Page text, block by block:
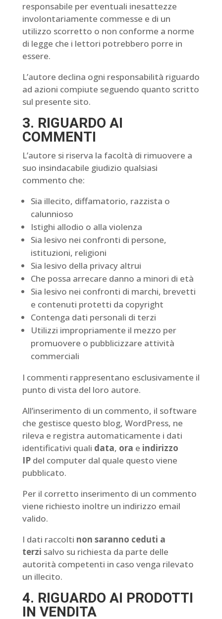
responsabile per eventuali inesattezze
involontariamente commesse e di un
utilizzo scorretto o non conforme a norme
di legge che i lettori potrebbero porre in
essere.
L’autore declina ogni responsabilità riguardo
ad azioni compiute seguendo quanto scritto
sul presente sito.
3. RIGUARDO AI
COMMENTI
L’autore si riserva la facoltà di rimuovere a
suo insindacabile giudizio qualsiasi
commento che:
Sia illecito, diffamatorio, razzista o
calunnioso
Istighi allodio o alla violenza
Sia lesivo nei confronti di persone,
istituzioni, religioni
Sia lesivo della privacy altrui
Che possa arrecare danno a minori di età
Sia lesivo nei confronti di marchi, brevetti
e contenuti protetti da copyright
Contenga dati personali di terzi
Utilizzi impropriamente il mezzo per
promuovere o pubblicizzare attività
commerciali
I commenti rappresentano esclusivamente il
punto di vista del loro autore.
All’inserimento di un commento, il software
che gestisce questo blog, WordPress, ne
rileva e registra automaticamente i dati
identificativi quali data, ora e indirizzo
IPdel computer dal quale questo viene
pubblicato.
Per il corretto inserimento di un commento
viene richiesto inoltre un indirizzo email
valido.
I dati raccolti non saranno ceduti a
terzi salvo su richiesta da parte delle
autorità competenti in caso venga rilevato
un illecito.
4. RIGUARDO AI PRODOTTI
IN VENDITA